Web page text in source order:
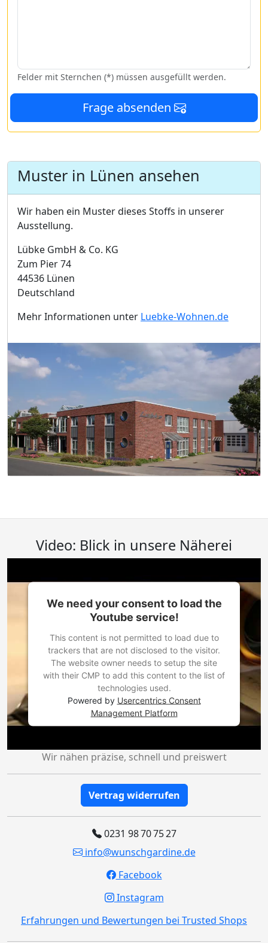
Felder mit Sternchen (*) müssen ausgefüllt werden.
Frage absenden
Muster in Lünen ansehen
Wir haben ein Muster dieses Stoffs in unserer
Ausstellung.
Lübke GmbH & Co. KG
Zum Pier 74
44536 Lünen
Deutschland
Mehr Informationen unter Luebke-Wohnen.de
Video: Blick in unsere Näherei
We need your consent to load the
Youtube service!
This content is not permitted to load due to
trackers that are not disclosed to the visitor.
The website owner needs to setup the site
with their CMP to add this content to the list of
technologies used.
Powered by Usercentrics Consent
Management Platform
Wir nähen präzise, schnell und preiswert
Vertrag widerrufen
0231 98 70 75 27
info@wunschgardine.de
Facebook
Instagram
Erfahrungen und Bewertungen bei Trusted Shops